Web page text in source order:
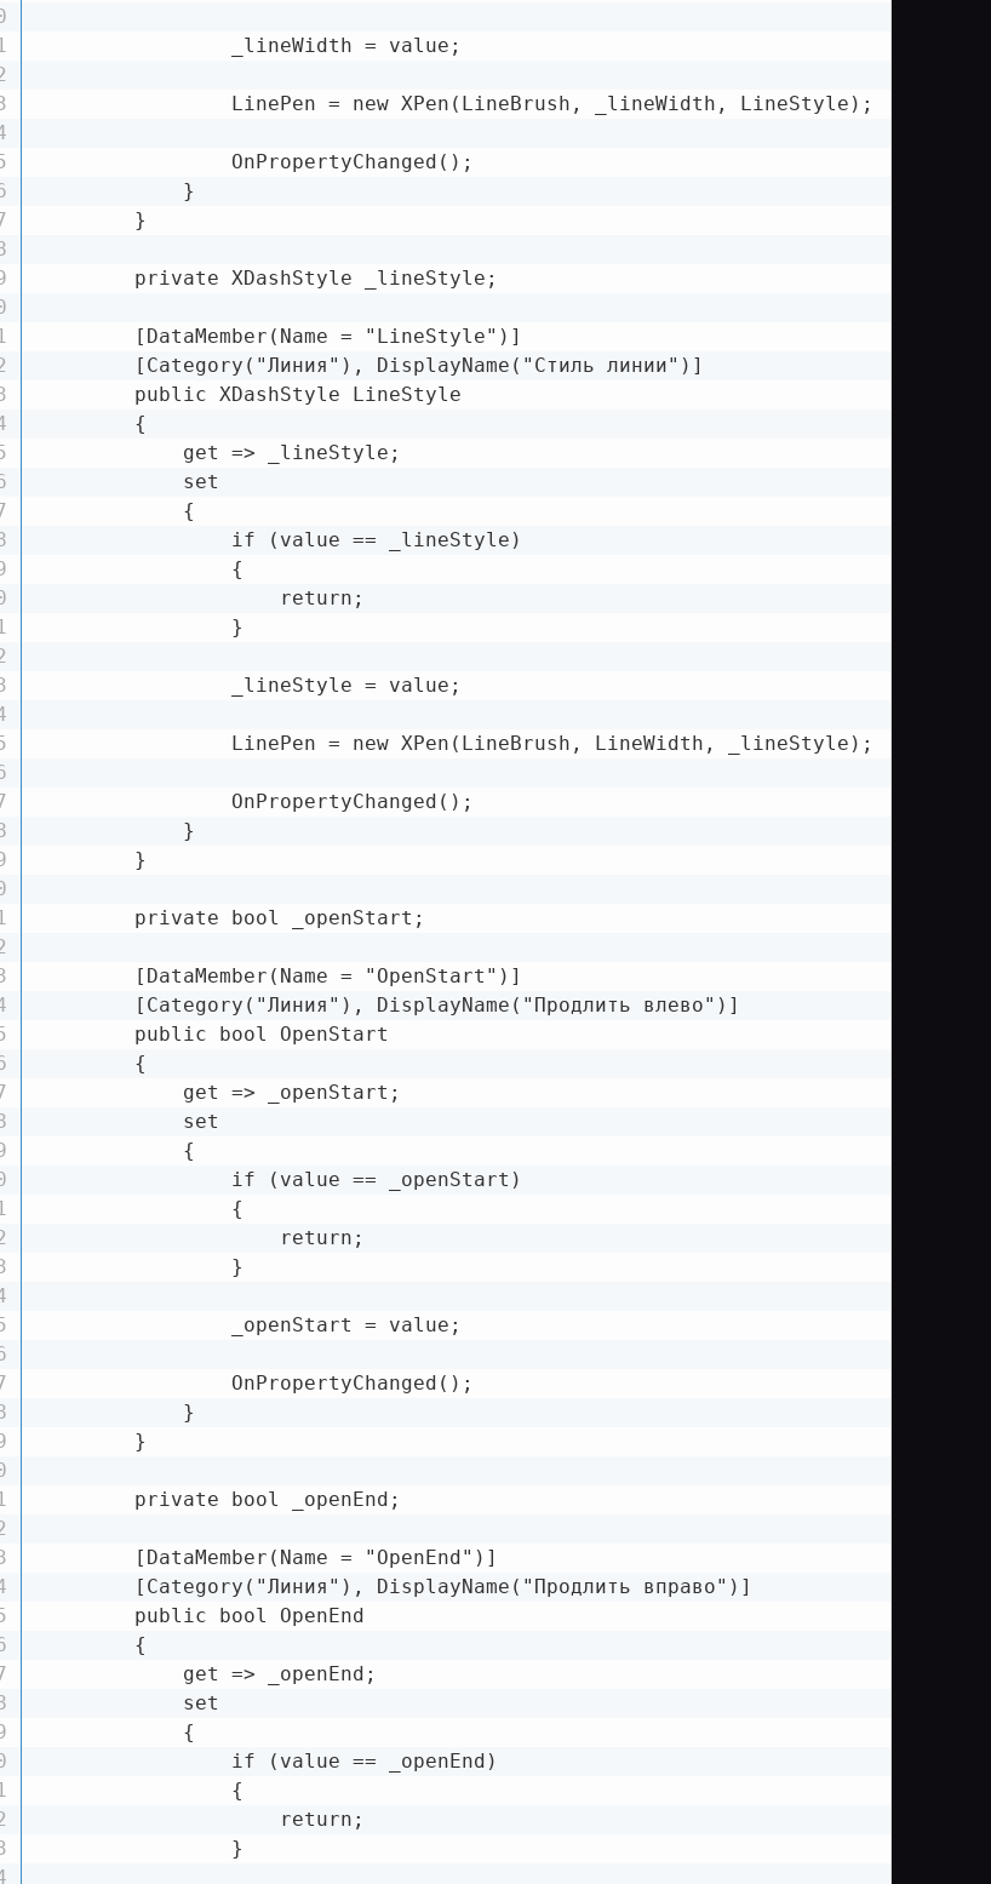
                _lineWidth = value;
                LinePen = new XPen(LineBrush, _lineWidth, LineStyle);
                OnPropertyChanged();
            }
        }
        private XDashStyle _lineStyle;
        [DataMember(Name = "LineStyle")]
        [Category("Линия"), DisplayName("Стиль линии")]
        public XDashStyle LineStyle
        {
            get => _lineStyle;
            set
            {
                if (value == _lineStyle)
                {
                    return;
                }
                _lineStyle = value;
                LinePen = new XPen(LineBrush, LineWidth, _lineStyle);
                OnPropertyChanged();
            }
        }
        private bool _openStart;
        [DataMember(Name = "OpenStart")]
        [Category("Линия"), DisplayName("Продлить влево")]
        public bool OpenStart
        {
            get => _openStart;
            set
            {
                if (value == _openStart)
                {
                    return;
                }
                _openStart = value;
                OnPropertyChanged();
            }
        }
        private bool _openEnd;
        [DataMember(Name = "OpenEnd")]
        [Category("Линия"), DisplayName("Продлить вправо")]
        public bool OpenEnd
        {
            get => _openEnd;
            set
            {
                if (value == _openEnd)
                {
                    return;
                }